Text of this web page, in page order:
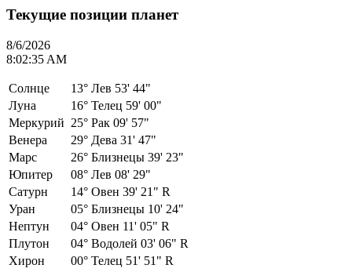
Текущие позиции планет
8/6/2026
8:02:35 AM
Солнце 13° Лев 53' 44"
Луна
16° Телец 59' 00"
Меркурий 25° Рак 09' 57"
Венера
29° Дева 31' 47"
Марс
26° Близнецы 39' 23"
Юпитер
08° Лев 08' 29"
Сатурн
14° Овен 39' 21" R
Уран
05° Близнецы 10' 24"
Нептун
04° Овен 11' 05" R
Плутон
04° Водолей 03' 06" R
Хирон
00° Телец 51' 51" R